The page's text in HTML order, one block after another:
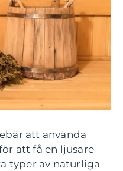
att använda
att få en ljusare
typer av naturliga